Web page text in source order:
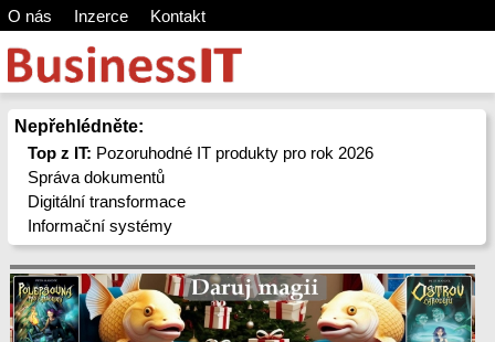
O nás Inzerce Kontakt
Nepřehlédněte:
Top z IT: Pozoruhodné IT produkty pro rok 2026
Správa dokumentů
Digitální transformace
Informační systémy